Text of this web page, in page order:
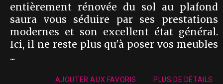
entièrement rénovée du sol au plafond
saura vous séduire par ses prestations
modernes et son excellent état général.
Ici, il ne reste plus qu'à poser vos meubles
...
AJOUTER AUX FAVORIS PLUS DE DÉTAILS